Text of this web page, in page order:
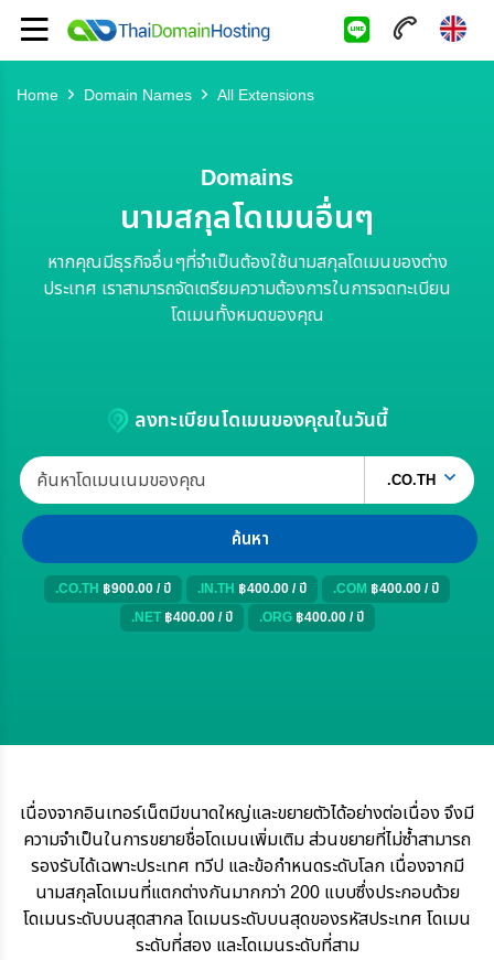
Home Domain Names All Extensions
Domains
นามสกุลโดเมนอื่นๆ
หากคุณมีธุรกิจอื่นๆที่จำเป็นต้องใช้นามสกุลโดเมนของต่าง
ประเทศ เราสามารถจัดเตรียมความต้องการในการจดทะเบียน
โดเมนทั้งหมดของคุณ
ลงทะเบียนโดเมนของคุณในวันนี้
.CO.TH
.CO.TH ฿900.00 / ปี .IN.TH ฿400.00 / ปี .COM ฿400.00 / ปี
.NET ฿400.00 / ปี .ORG ฿400.00 / ปี
เนื่องจากอินเทอร์เน็ตมีขนาดใหญ่และขยายตัวได้อย่างต่อเนื่อง จึงมี
ความจำเป็นในการขยายชื่อโดเมนเพิ่มเติม ส่วนขยายที่ไม่ซ้ำสามารถ
รองรับได้เฉพาะประเทศ ทวีป และข้อกำหนดระดับโลก เนื่องจากมี
นามสกุลโดเมนที่แตกต่างกันมากกว่า 200 แบบซึ่งประกอบด้วย
โดเมนระดับบนสุดสากล โดเมนระดับบนสุดของรหัสประเทศ โดเมน
ระดับที่สอง และโดเมนระดับที่สาม